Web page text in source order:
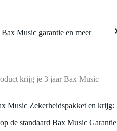
Music garantie en meer
krijg je 3 jaar Bax Music
Music Zekerheidspakket en krijg:
de standaard Bax Music Garantie